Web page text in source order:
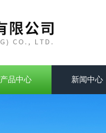
产品中心 新闻中心